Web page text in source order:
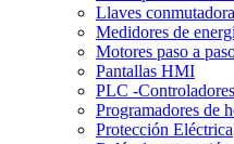
Llaves
Medidores de
Motores paso a
Pantallas HMI
PLC -
Programadores de
Protección Eléctrica